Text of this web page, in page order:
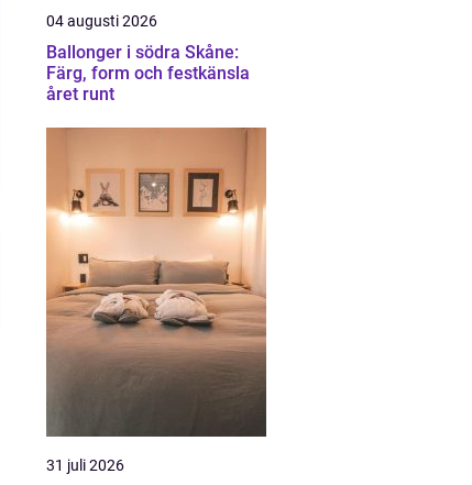
04 augusti 2026
Ballonger i södra Skåne:
Färg, form och festkänsla
året runt
31 juli 2026